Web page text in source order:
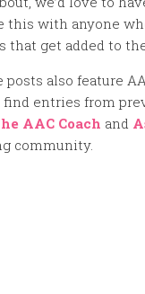
this with anyone
get added to
also feature
entries from
AAC Coach and
community.